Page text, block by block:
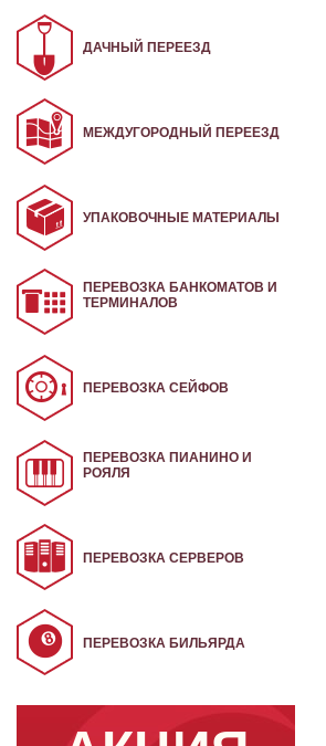
ДАЧНЫЙ ПЕРЕЕЗД
МЕЖДУГОРОДНЫЙ ПЕРЕЕЗД
УПАКОВОЧНЫЕ МАТЕРИАЛЫ
ПЕРЕВОЗКА БАНКОМАТОВ И
ТЕРМИНАЛОВ
ПЕРЕВОЗКА СЕЙФОВ
ПЕРЕВОЗКА ПИАНИНО И
РОЯЛЯ
ПЕРЕВОЗКА СЕРВЕРОВ
ПЕРЕВОЗКА БИЛЬЯРДА